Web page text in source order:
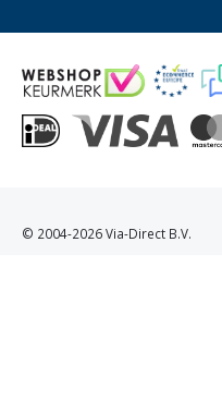
© 2004-2026 Via-Direct B.V.